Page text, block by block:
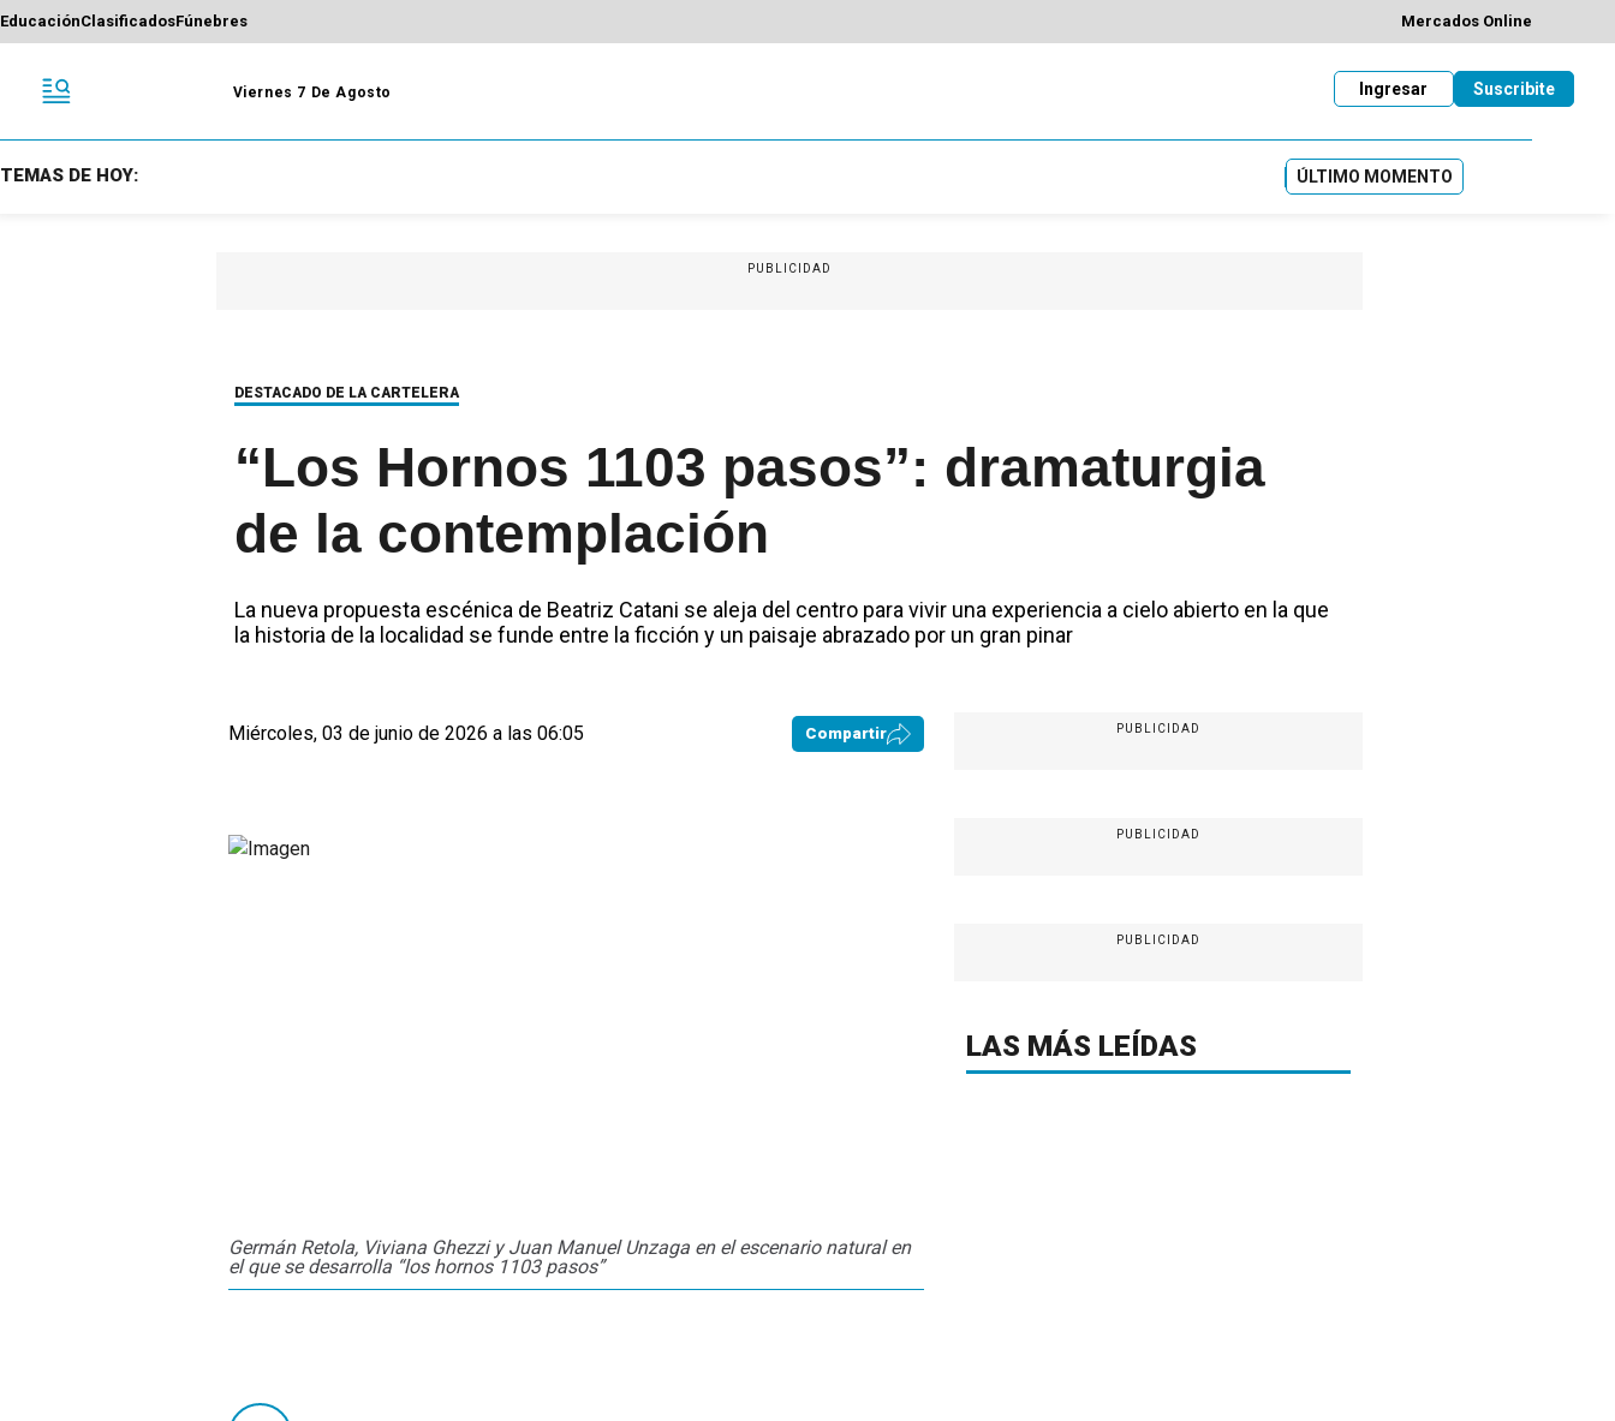
EducaciónClasificadosFúnebres Mercados Online
Viernes 7 De Agosto Suscribite
Ingresar
TEMAS DE HOY: ÚLTIMO MOMENTO
PUBLICIDAD
DESTACADO DE LA CARTELERA
“Los Hornos 1103 pasos”: dramaturgia
de la contemplación
La nueva propuesta escénica de Beatriz Catani se aleja del centro para vivir una experiencia a cielo abierto en la que
la historia de la localidad se funde entre la ficción y un paisaje abrazado por un gran pinar
Miércoles, 03 de junio de 2026 a las 06:05 Compartir
Germán Retola, Viviana Ghezzi y Juan Manuel Unzaga en el escenario natural en
el que se desarrolla “los hornos 1103 pasos”
PUBLICIDAD
PUBLICIDAD
PUBLICIDAD
LAS MÁS LEÍDAS